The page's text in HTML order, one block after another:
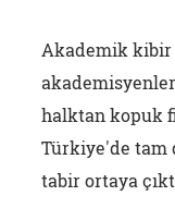
Akademik kibir
halktan kopuk
Türkiye'de tam
tabir ortaya